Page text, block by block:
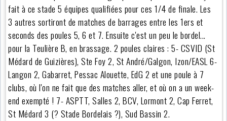
fait à ce stade 5 équipes qualifiées pour ces 1/4 de finale. Les
3 autres sortiront de matches de barrages entre les 1ers et
seconds des poules 5, 6 et 7. Ensuite c'est un peu le bordel...
pour la Teulière B, en brassage. 2 poules claires : 5- CSVID (St
Médard de Guizières), Ste Foy 2, St André/Galgon, Izon/EASL 6-
Langon 2, Gabarret, Pessac Alouette, EdG 2 et une poule à 7
clubs, où l'on ne fait que des matches aller, et où on a un week-
end exempté ! 7- ASPTT, Salles 2, BCV, Lormont 2, Cap Ferret,
St Médard 3 (? Stade Bordelais ?), Sud Bassin 2.